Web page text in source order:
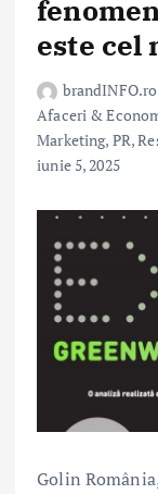
este cel
brandINFO.ro
Afaceri &
Marketing, PR,
iunie 5, 2025
Golin